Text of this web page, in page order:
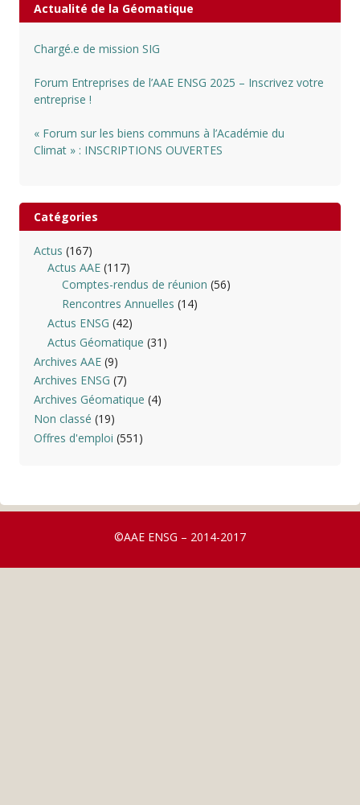
Actualité de la Géomatique
Chargé.e de mission SIG
Forum Entreprises de l’AAE ENSG 2025 – Inscrivez votre
entreprise !
« Forum sur les biens communs à l’Académie du
Climat » : INSCRIPTIONS OUVERTES
Catégories
Actus (167)
Actus AAE (117)
Comptes-rendus de réunion (56)
Rencontres Annuelles (14)
Actus ENSG (42)
Actus Géomatique (31)
Archives AAE(9)
Archives ENSG (7)
Archives Géomatique (4)
Non classé (19)
Offres d'emploi (551)
©AAE ENSG – 2014-2017